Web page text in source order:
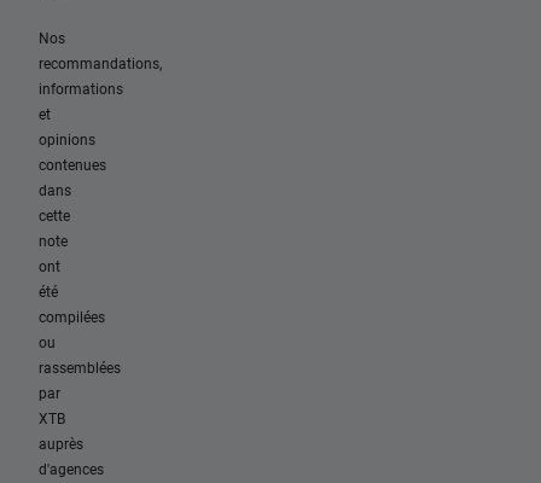
Nos
recommandations,
informations
et
opinions
contenues
dans
cette
note
ont
été
compilées
ou
rassemblées
par
XTB
auprès
d'agences